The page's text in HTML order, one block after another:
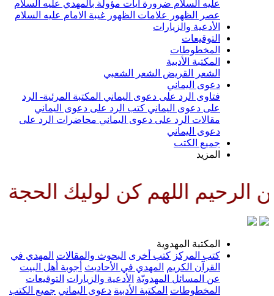
السلام ضرورة آيات مؤولة بالمهدي عليه السلام
علامات الظهورغيبة الامام عليه السلام
والزيارات
الأدبية
الشعر الشعبي
اليماني
الرد على دعوى اليماني المكتبة المرئية- الرد
دعوى اليماني كتب الرد على دعوى اليماني
الرد على دعوى اليماني محاضرات الرد على
كن لوليك الحجة بن
المهدوية
كتب أخرى البحوث والمقالات المهدي في
المهدي في الأحاديث أجوبة أهل البيت
المسائل المهدويّة الأدعية والزيارات التوقيعات
المكتبة الأدبية دعوى اليماني جميع الكتب